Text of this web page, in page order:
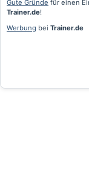
Gute Gründe für einen
Trainer.de!
Werbung bei Trainer.de